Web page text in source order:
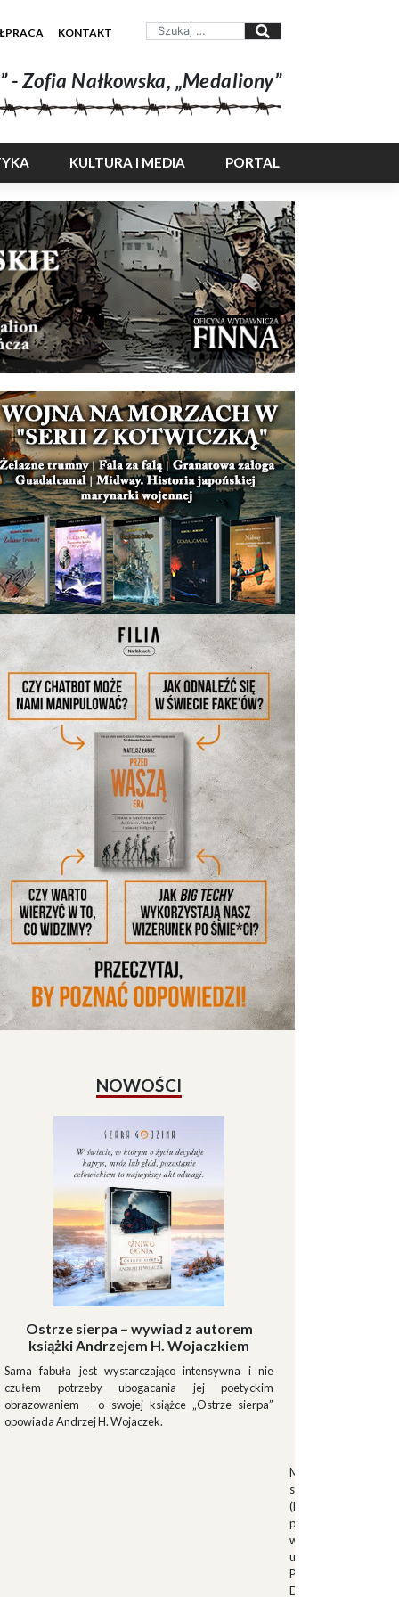
KONTAKT
Zofia Nałkowska, „Medaliony”
KULTURA I MEDIA PORTAL
NOWOŚCI
Ostrze sierpa – wywiad z autorem
książki Andrzejem H. Wojaczkiem
Sama fabuła jest wystarczająco intensywna i nie
czułem potrzeby ubogacania jej poetyckim
obrazowaniem – o swojej książce „Ostrze sierpa”
opowiada Andrzej H. Wojaczek.
Muszkieterowie
stanowili elitarną
(Milizia Volontaria
pełniącą rolę
w latach 1923-
uroczystościach
Palazzo Venezia w
Duce.